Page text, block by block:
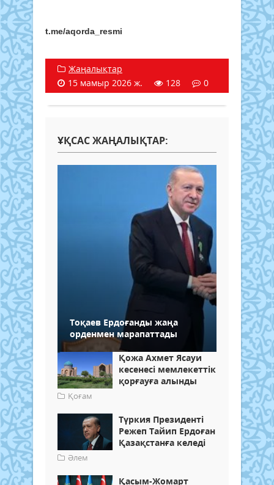
t.me/aqorda_resmi
Жаңалықтар
15 мамыр 2026 ж.
128 0
ҰҚСАС ЖАҢАЛЫҚТАР:
Тоқаев Ердоғанды жаңа
орденмен марапаттады
Қожа Ахмет Ясауи
кесенесі мемлекеттік
қорғауға алынды
Қоғам
Түркия Президенті
Режеп Тайип Ердоған
Қазақстанға келеді
Әлем
Қасым-Жомарт